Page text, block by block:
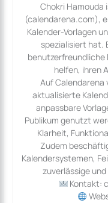
Chokri Hamouda
(calendarena.com),
Kalender-Vorlagen
spezialisiert hat.
benutzerfreundliche
helfen, ihren
Auf
aktualisierte
anpassbare
Publikum genutzt
Klarheit,
Zudem
Kalendersystemen,
zuverlässige
Kontakt: